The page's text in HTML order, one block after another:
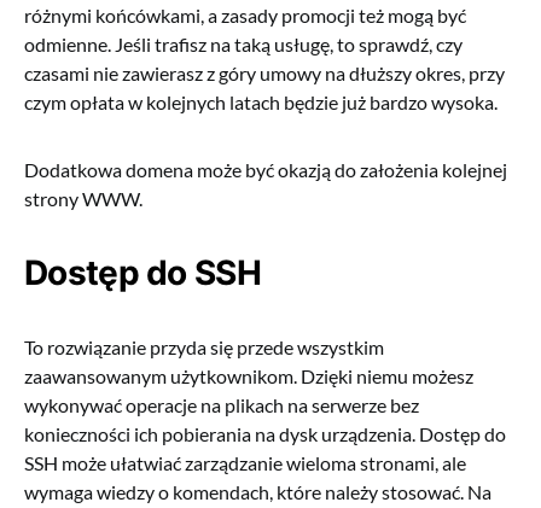
różnymi końcówkami, a zasady promocji też mogą być
odmienne. Jeśli trafisz na taką usługę, to sprawdź, czy
czasami nie zawierasz z góry umowy na dłuższy okres, przy
czym opłata w kolejnych latach będzie już bardzo wysoka.
Dodatkowa domena może być okazją do założenia kolejnej
strony WWW.
Dostęp do SSH
To rozwiązanie przyda się przede wszystkim
zaawansowanym użytkownikom. Dzięki niemu możesz
wykonywać operacje na plikach na serwerze bez
konieczności ich pobierania na dysk urządzenia. Dostęp do
SSH może ułatwiać zarządzanie wieloma stronami, ale
wymaga wiedzy o komendach, które należy stosować. Na